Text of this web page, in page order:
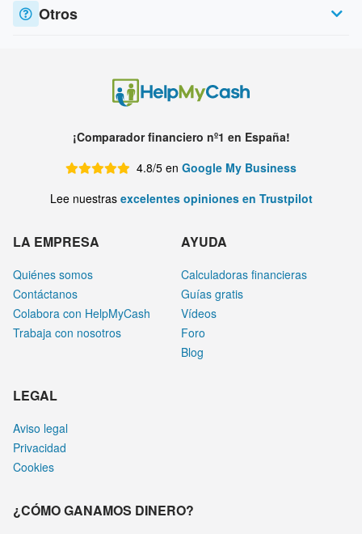
Otros
¡Comparador financiero nº1 en España!
4.8/5 en Google My Business
Lee nuestras excelentes opiniones en Trustpilot
LA EMPRESA
Quiénes somos
Contáctanos
Colabora con HelpMyCash
Trabaja con nosotros
AYUDA
Calculadoras financieras
Guías gratis
Vídeos
Foro
Blog
LEGAL
Aviso legal
Privacidad
Cookies
¿CÓMO GANAMOS DINERO?